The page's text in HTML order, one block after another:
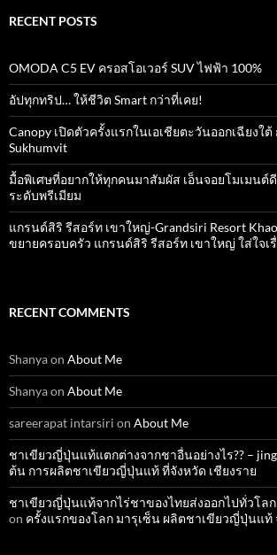
RECENT POSTS
OMODA C5 EV ครอสโอเวอร์ SUV ไฟฟ้า 100%
อัปทุกทริป… ให้ชีวิต Smart กว่าที่เคย!
Canopy เปิดตัวครั้งแรกในเอเชียตะวันออกเฉียงใต้
Sukhumvit
มื้อพิเศษที่อยากให้ทุกคนมาสัมผัส เอ็นจอยโมเมนต์
ระดับพรีเมียม
แกรนด์สิริ​ รีสอร์ท​ เขาใหญ่​-Grandsiri​ Resort​
ขยายครอบครัว แกรนด์สิริ รีสอร์ท เขาใหญ่ ใส่ใจ
RECENT COMMENTS
Shanyaon About Me
Shanyaon About Me
sareerapat intarsiri on About Me
ชาเขียวญี่ปุ่นแท้แตกต่างจากชาอื่นอย่างไร?? –
ต้น การผลิตชาเขียวญี่ปุ่นแท้ ที่จังหวัด เชียงราย
ชาเขียวญี่ปุ่นแท้จากไร่ชาของไทยส่งออกไปทั่วโล
on ครั้งแรกของโลก มารุเซ็น ผลิตชาเขียวญี่ปุ่นแท้